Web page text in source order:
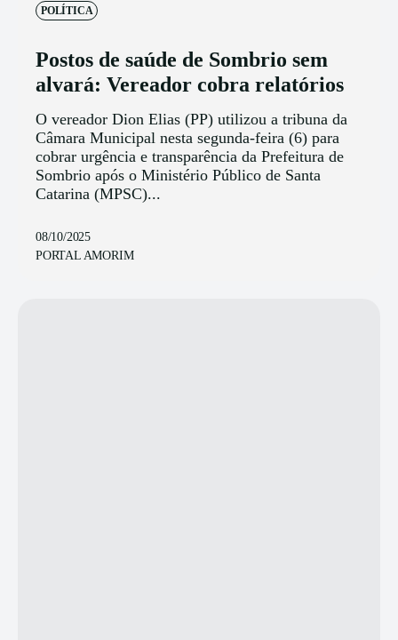
POLÍTICA
Postos de saúde de Sombrio sem
alvará: Vereador cobra relatórios
O vereador Dion Elias (PP) utilizou a tribuna da
Câmara Municipal nesta segunda-feira (6) para
cobrar urgência e transparência da Prefeitura de
Sombrio após o Ministério Público de Santa
Catarina (MPSC)...
08/10/2025
PORTAL AMORIM